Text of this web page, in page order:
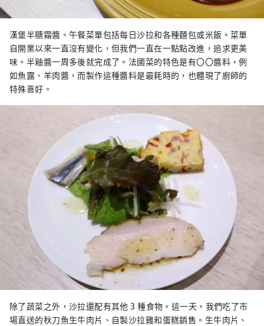
漢堡半糖霜醬。午餐菜單包括每日沙拉和各種麵包或米飯。菜單
自開業以來一直沒有變化，但我們一直在一點點改進，追求更美
味。半釉醬一周多後就完成了。法國菜的特色是有〇〇醬料，例
如魚露、羊肉醬，而製作這種醬料是最耗時的，也體現了廚師的
特殊喜好。
除了蔬菜之外，沙拉還配有其他 3 種食物。這一天，我們吃了市
場直送的秋刀魚生牛肉片、自製沙拉雞和蛋糕銷售。生牛肉片、